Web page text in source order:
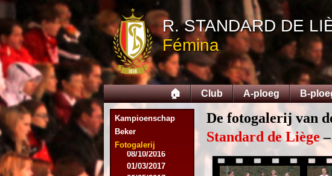
R. STANDARD DE
Fémina
🏠 Club A-ploeg B-
Kampioenschap
Beker
Fotogalerij
28/03/2015
25/04/2015
14/05/2015
12/09/2015
26/09/2015
03/10/2015
28/11/2015
09/03/2016
09/04/2016
13/04/2016
16/05/2016
09/08/2016
08/10/2016
01/03/2017
De fotogalerij van
Standard de Liège–